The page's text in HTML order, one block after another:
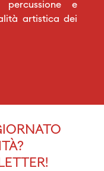
e
artistica dei